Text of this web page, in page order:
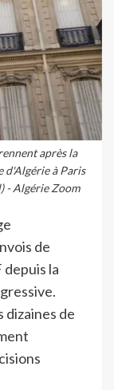
après la
d'Algérie à Paris
- Algérie Zoom
de
la
de